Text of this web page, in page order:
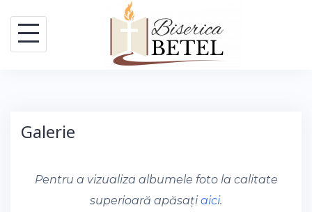
content
Galerie
Pentru a vizualiza albumele foto la calitate
superioară apăsațiaici.